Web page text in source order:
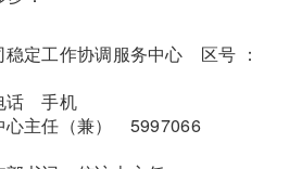
稳定工作协调服务中心 区号 ：
话 手机
心主任（兼） 5997066